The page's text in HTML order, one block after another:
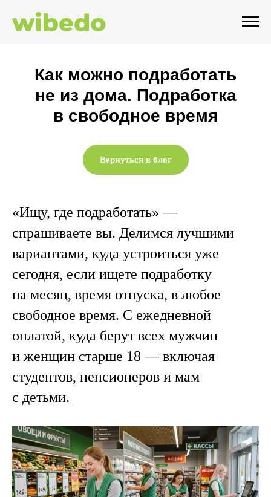
Как можно подработать
не из дома. Подработка
в свободное время
Вернуться в блог
«Ищу, где подработать» —
спрашиваете вы. Делимся лучшими
вариантами, куда устроиться уже
сегодня, если ищете подработку
на месяц, время отпуска, в любое
свободное время. С ежедневной
оплатой, куда берут всех мужчин
и женщин старше 18 — включая
студентов, пенсионеров и мам
с детьми.